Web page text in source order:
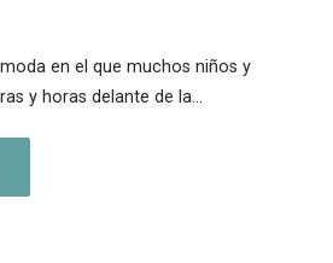
en el que muchos niños y
y horas delante de la…